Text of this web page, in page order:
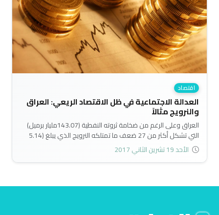
اقتصاد
العدالة الاجتماعية في ظل الاقتصاد الريعي: العراق
والنرويج مثالاً
العراق وعلى الرغم من ضخامة ثروته النفطية (143.07مليار برميل)
التي تشكل أكثر من 27 ضعف ما تمتلكه النرويج الذي يبلغ (5.14
يحقق العدالة الاجتماعية..
الأحد 19 تشرين الثاني 2017